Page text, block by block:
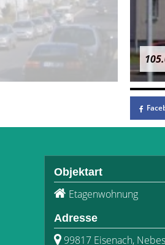
Objektart
Etagenwohnung
Adresse
99817 Eisenach,